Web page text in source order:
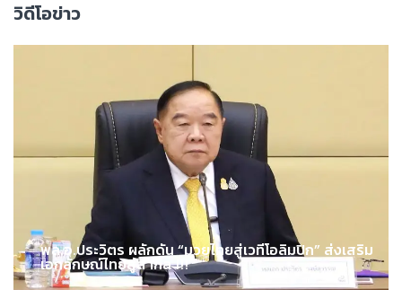
วิดีโอข่าว
พล.อ.ประวิตร ผลักดัน “มวยไทยสู่เวทีโอลิมปิก” ส่งเสริม
เอกลักษณ์ไทยสู่สากล !!!